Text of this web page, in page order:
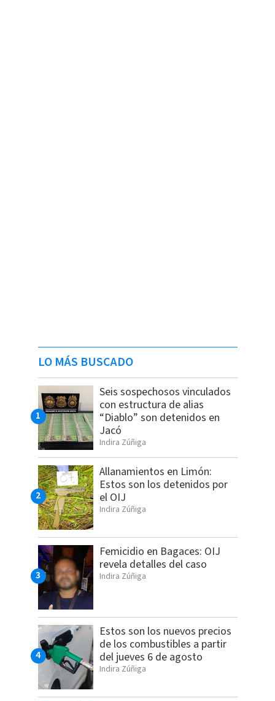
LO MÁS BUSCADO
Seis sospechosos vinculados
con estructura de alias
“Diablo” son detenidos en
Jacó
Indira Zúñiga
Allanamientos en Limón:
Estos son los detenidos por
el OIJ
Indira Zúñiga
Femicidio en Bagaces: OIJ
revela detalles del caso
Indira Zúñiga
Estos son los nuevos precios
de los combustibles a partir
del jueves 6 de agosto
Indira Zúñiga